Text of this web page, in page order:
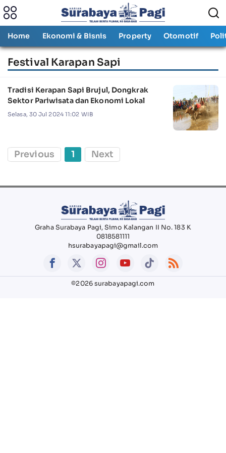
Home Ekonomi & Bisnis Property Otomotif
Festival Karapan Sapi
Tradisi Kerapan Sapi Brujul, Dongkrak
Sektor Pariwisata dan Ekonomi Lokal
Selasa, 30 Jul 2024 11:02 WIB
Previous 1 Next
Graha Surabaya Pagi, Simo Kalangan II No. 183 K
0818581111
hsurabayapagi@gmail.com
©2026 surabayapagi.com